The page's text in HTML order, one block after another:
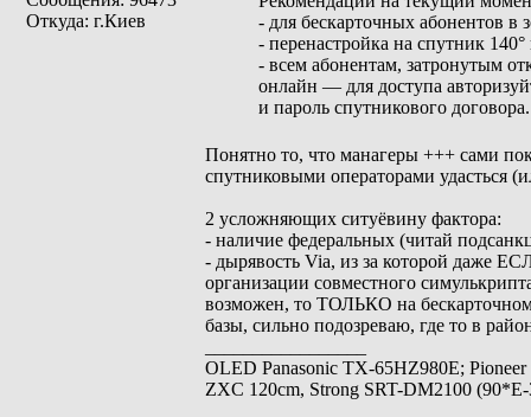
Откуда: г.Киев
- для бескарточных абонентов в
- перенастройка на спутник
- всем абонентам, затронутым
онлайн — для доступа
и пароль спутникового договора.
Понятно то, что манагеры +++ сами
спутниковыми операторами удасться
2 усложняющих ситуёвину фактора:
- наличие федеральных (читай
- дырявость Via, из за которой даже
организации совместного
возможен, то ТОЛЬКО на
базы, сильно подозреваю, где то в
OLED Panasonic TX-65HZ980E;
ZXC 120cm, Strong SRT-DM2100